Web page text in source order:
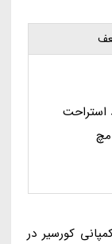
استراحت
مچ
کورسیر در